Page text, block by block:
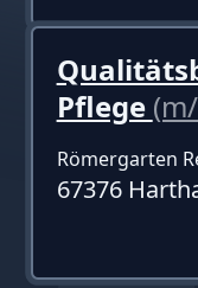
Pflege
Römergarten
67376